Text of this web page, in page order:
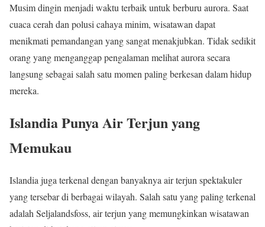
Musim dingin menjadi waktu terbaik untuk berburu aurora. Saat
cuaca cerah dan polusi cahaya minim, wisatawan dapat
menikmati pemandangan yang sangat menakjubkan. Tidak sedikit
orang yang menganggap pengalaman melihat aurora secara
langsung sebagai salah satu momen paling berkesan dalam hidup
mereka.
Islandia Punya Air Terjun yang
Memukau
Islandia juga terkenal dengan banyaknya air terjun spektakuler
yang tersebar di berbagai wilayah. Salah satu yang paling terkenal
adalah Seljalandsfoss, air terjun yang memungkinkan wisatawan